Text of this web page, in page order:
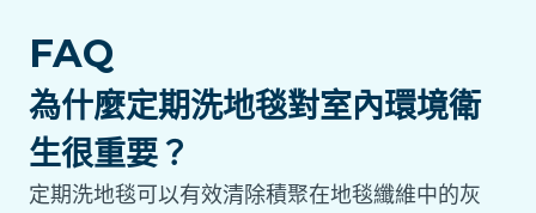
FAQ
為什麼定期洗地毯對室內環境衛
生很重要？
定期洗地毯可以有效清除積聚在地毯纖維中的灰